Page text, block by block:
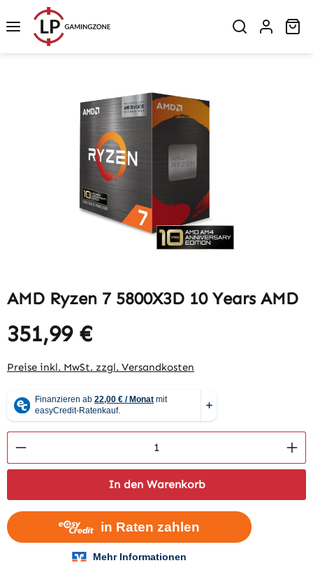
Zum Hauptinhalt springen
Bildergalerie überspringen
AMD Ryzen 7 5800X3D 10 Years AMD
Regulärer Preis:
351,99 €
Preise inkl. MwSt. zzgl. Versandkosten
Produkt Anzahl: Gib den gewünschten
In den Warenkorb